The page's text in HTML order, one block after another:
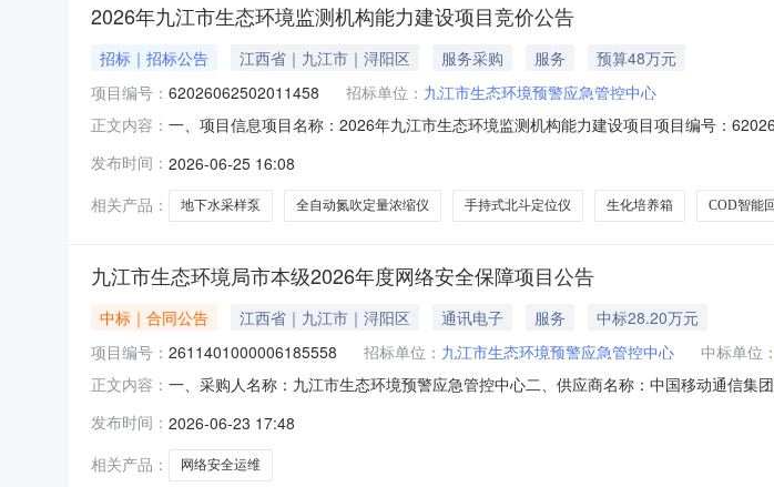
2026年九江市生态环境监测机构能力建设项目竞价公告
招标｜招标公告 江西省｜九江市｜浔阳区 服务采购 服务
预算48万元
项目编号： 62026062502011458 招标单位： 九江市生态环境预警应急管控中心
正文内容： 一、项目信息项目名称：2026年九江市生态环境监测机构能力建设项目项目编号：
生化培养箱核心参数要求:商品类目:其他试验仪器及装置;次要参数要求:棚板层数:大于或
发布时间： 2026-06-25 16:08
相关产品：
地下水采样泵 全自动氮吹定量浓缩仪 手持式北斗定位仪 生化培养箱 COD智能
九江市生态环境局市本级2026年度网络安全保障项目公告
中标｜合同公告 江西省｜九江市｜浔阳区 通讯电子 服务
中标28.20万元
项目编号： 2611401000006185558 招标单位： 九江市生态环境预警应急管控中心 中标单位：
正文内容： 一、采购人名称：九江市生态环境预警应急管控中心二、供应商名称：中国移动通信
1.00282000282000服务要求或标的基本概况：七、其它事项：无八、联系方式1、采
发布时间： 2026-06-23 17:48
相关产品：
网络安全运维